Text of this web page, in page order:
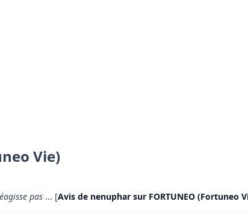
Vie)
pas ... [Avis de nenuphar sur FORTUNEO (Fortuneo